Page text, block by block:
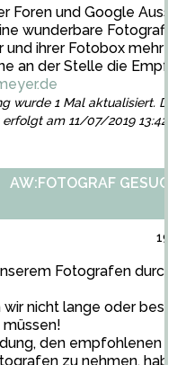
Foren und Google
wunderbare
und ihrer Fotobox mehr
an der Stelle die
wurde 1 Mal aktualisiert.
am 11/07/2019
AW:FOTOGRAF
Fotografen
wir nicht lange oder
den empfohlenen
zu nehmen,